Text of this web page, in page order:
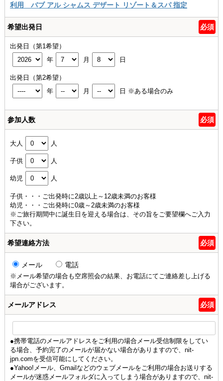
利用 バブ アル シャムス デザート リゾート＆スパ 指定
希望出発日 必須
出発日（第1希望）
年
月 日
出発日（第2希望）
年
月 日 ※ある場合のみ
参加人数 必須
大人 人
子供 人
幼児 人
子供・・・ご出発時に2歳以上～12歳未満のお客様
幼児・・・ご出発時に0歳～2歳未満のお客様
※ご旅行期間中に誕生日を迎える場合は、その旨をご要望欄へご入力
下さい。
希望連絡方法 必須
メール 電話
※メール希望の場合も空席照会の結果、お電話にてご連絡差し上げる
場合がございます。
メールアドレス 必須
●携帯電話のメールアドレスをご利用の場合メール受信制限をしてい
る場合、予約完了のメールが届かない場合がありますので、nit-
jpn.comを受信可能にしてください。
●Yahoo!メール、Gmailなどのウェブメールをご利用の場合お送りする
メールが迷惑メールフォルダに入ってしまう場合がありますので、nit-